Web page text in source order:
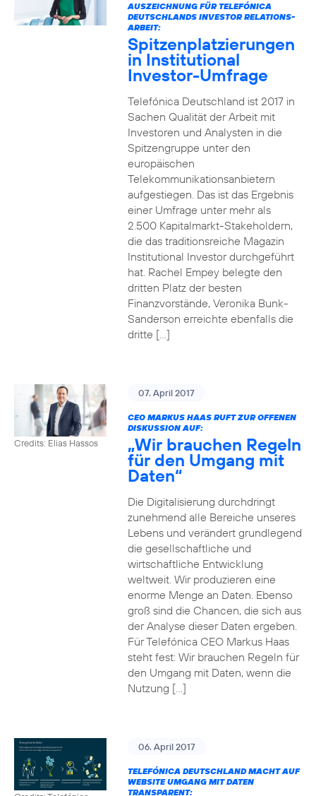
AUSZEICHNUNG FÜR TELEFÓNICA
DEUTSCHLANDS INVESTOR RELATIONS-
ARBEIT:
Spitzenplatzierungen
in Institutional
Investor-Umfrage
Telefónica Deutschland ist 2017 in
Sachen Qualität der Arbeit mit
Investoren und Analysten in die
Spitzengruppe unter den
europäischen
Telekommunikationsanbietern
aufgestiegen. Das ist das Ergebnis
einer Umfrage unter mehr als
2.500 Kapitalmarkt-Stakeholdern,
die das traditionsreiche Magazin
Institutional Investor durchgeführt
hat. Rachel Empey belegte den
dritten Platz der besten
Finanzvorstände, Veronika Bunk-
Sanderson erreichte ebenfalls die
dritte […]
Credits: Elias Hassos
07. April 2017
CEO MARKUS HAAS RUFT ZUR OFFENEN
DISKUSSION AUF:
„Wir brauchen Regeln
für den Umgang mit
Daten“
Die Digitalisierung durchdringt
zunehmend alle Bereiche unseres
Lebens und verändert grundlegend
die gesellschaftliche und
wirtschaftliche Entwicklung
weltweit. Wir produzieren eine
enorme Menge an Daten. Ebenso
groß sind die Chancen, die sich aus
der Analyse dieser Daten ergeben.
Für Telefónica CEO Markus Haas
steht fest: Wir brauchen Regeln für
den Umgang mit Daten, wenn die
Nutzung […]
06. April 2017
TELEFÓNICA DEUTSCHLAND MACHT AUF
WEBSITE UMGANG MIT DATEN
TRANSPARENT: